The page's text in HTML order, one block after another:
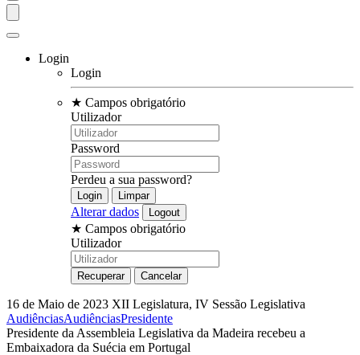
Login
Login
★ Campos obrigatório
Utilizador
Password
Perdeu a sua password?
Alterar dados
★ Campos obrigatório
Utilizador
16 de Maio de 2023 XII Legislatura, IV Sessão Legislativa
AudiênciasAudiênciasPresidente
Presidente da Assembleia Legislativa da Madeira recebeu a
Embaixadora da Suécia em Portugal